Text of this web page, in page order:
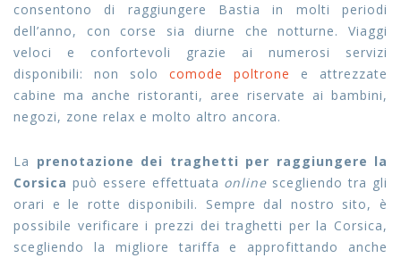
consentono di raggiungere Bastia in molti periodi
dell’anno, con corse sia diurne che notturne.
Viaggi
veloci e confortevoli grazie ai numerosi servizi
disponibili: non solo comode poltrone
e attrezzate
cabine ma anche ristoranti, aree riservate ai bambini,
negozi, zone relax e molto altro ancora.
La prenotazione dei traghetti per raggiungere la
Corsica può essere effettuata online scegliendo tra gli
orari e le rotte disponibili. Sempre dal nostro sito, è
possibile verificare i prezzi dei traghetti per la Corsica,
scegliendo la migliore tariffa e approfittando anche